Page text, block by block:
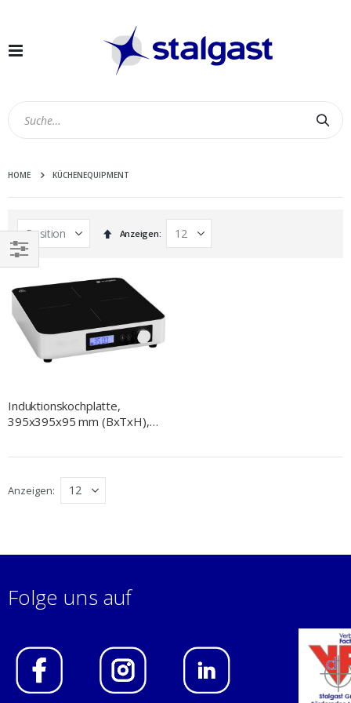
Navigation
HOME KÜCHENEQUIPMENT
In
absteigender
Anzeigen
Induktionskochplatte,
395x395x95 mm (BxTxH),
Anzeigen
EINKAUFEN
NACH
Folge uns auf